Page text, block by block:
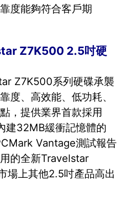
度能夠符合客戶期
Z7K500 2.5吋硬
Z7K500系列硬碟承襲
度、高效能、低功耗、
，提供業界首款採用
建32MB緩衝記憶體的
Vantage測試報告
的全新Travelstar
場上其他2.5吋產品高出